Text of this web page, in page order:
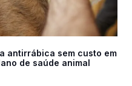
antirrábica sem custo em
de saúde animal